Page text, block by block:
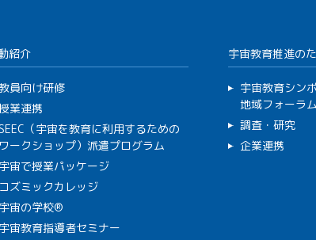
紹介
員向け研修
業連携
SEEC（宇宙を教育に利用するための
ワークショップ）派遣プログラム
宇宙で授業パッケージ
コズミックカレッジ
宇宙の学校®
宇宙教育指導者セミナー
宇宙教育推進の
宇宙教育シン
地域フォーラム
調査・研究
企業連携